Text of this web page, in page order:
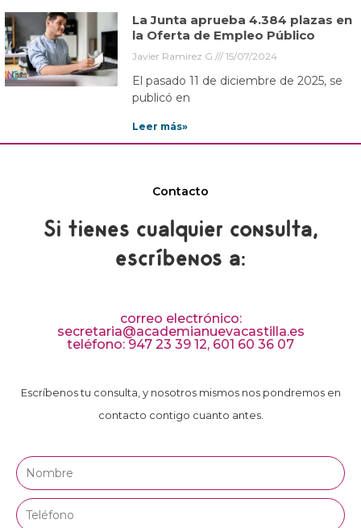
La Junta aprueba 4.384 plazas en
la Oferta de Empleo Público
Javier Ramirez G 15/07/2024
El pasado 11 de diciembre de 2025, se
publicó en
Leer más»
Contacto
Si tienes cualquier consulta,
escríbenos a:
correo electrónico:
secretaria@academianuevacastilla.es
teléfono: 947 23 39 12, 601 60 36 07
Escríbenos tu consulta, y nosotros mismos nos pondremos en
contacto contigo cuanto antes.
Nombre
Teléfono